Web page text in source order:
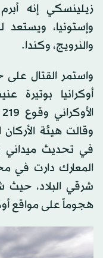
زيلينسكي إنه
وإستونيا، ويستعد
والنرويج، وكندا.
واستمر القتال
أوكرانيا بوتيرة
وقالت هيئة الأركان
في تحديث ميداني
المعارك دارت في
هجوماً على مواقع